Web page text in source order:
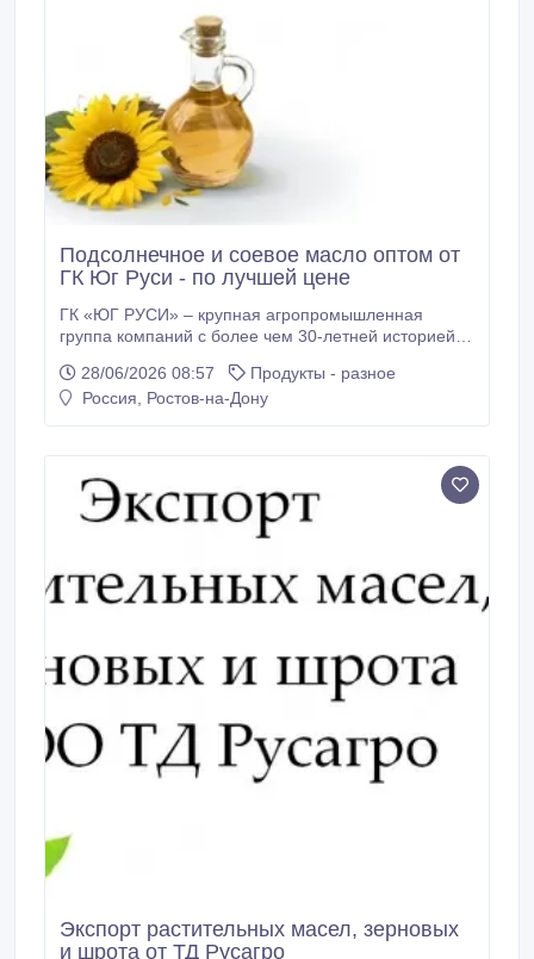
Подсолнечное и соевое масло оптом от
ГК Юг Руси - по лучшей цене
ГК «ЮГ РУСИ» – крупная агропромышленная
группа компаний с более чем 30-летней историей.
производству подсолнечного и соевого масла, а
также шрота и жмыха. Нам доверяют клиенты в
(рафинированное/нерафинированное) * Соевое
масло (рафинированное/нерафинированное) *
Масло под брендом ТМ «Золотая Семечка» –
марки.
28/06/2026 08:57
Продукты - разное
Россия, Ростов-на-Дону
Экспорт растительных масел, зерновых
и шрота от ТД Русагро